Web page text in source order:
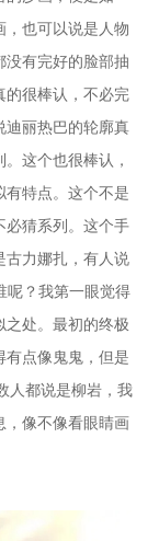
，也可以说是人物
没有完好的脸部抽
的很棒认，不必完
迪丽热巴的轮廓真
这个也很棒认，
有特点。这个不是
必猜系列。这个手
古力娜扎，有人说
呢？我第一眼觉得
之处。最初的终极
有点像鬼鬼，但是
人都说是柳岩，我
，像不像看眼睛画